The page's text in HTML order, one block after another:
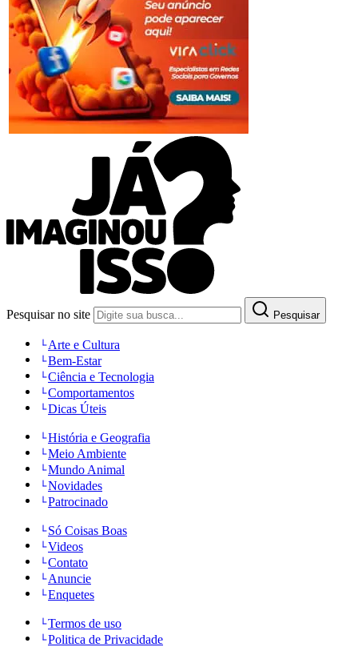
Pesquisar no site Pesquisar
Arte e Cultura
Bem-Estar
Ciência e Tecnologia
Comportamentos
Dicas Úteis
História e Geografia
Meio Ambiente
Mundo Animal
Novidades
Patrocinado
Só Coisas Boas
Videos
Contato
Anuncie
Enquetes
Termos de uso
Politica de Privacidade